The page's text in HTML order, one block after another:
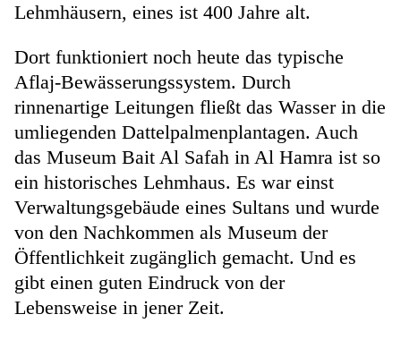
Lehmhäusern, eines ist 400 Jahre alt.
Dort funktioniert noch heute das typische
Aflaj-Bewässerungssystem. Durch
rinnenartige Leitungen fließt das Wasser in die
umliegenden Dattelpalmenplantagen. Auch
das Museum Bait Al Safah in Al Hamra ist so
ein historisches Lehmhaus. Es war einst
Verwaltungsgebäude eines Sultans und wurde
von den Nachkommen als Museum der
Öffentlichkeit zugänglich gemacht. Und es
gibt einen guten Eindruck von der
Lebensweise in jener Zeit.